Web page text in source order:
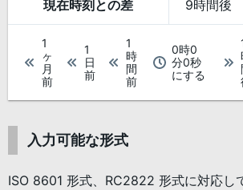
現在時刻との差 9時間後
1
ヶ
月
前
1
日
前
1
時
間
前
0時0
分0秒
にする
入力可能な形式
ISO 8601 形式、RC2822 形式に対応し